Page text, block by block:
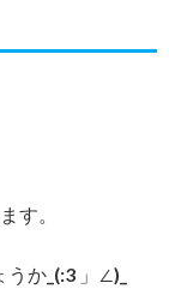
す。
か_(:3 」∠)_